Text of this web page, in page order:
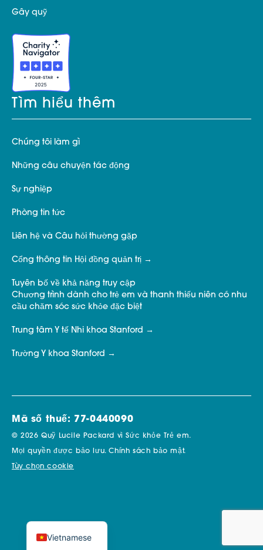
Gây quỹ
Tìm hiểu thêm
Chúng tôi làm gì
Những câu chuyện tác động
Sự nghiệp
Phòng tin tức
Liên hệ và Câu hỏi thường gặp
Cổng thông tin Hội đồng quản trị
Tuyên bố về khả năng truy cập
Chương trình dành cho trẻ em và thanh thiếu niên có nhu
cầu chăm sóc sức khỏe đặc biệt
Trung tâm Y tế Nhi khoa Stanford
Trường Y khoa Stanford
Mã số thuế: 77-0440090
© 2026 Quỹ Lucile Packard vì Sức khỏe Trẻ em.
Mọi quyền được bảo lưu.Chính sách bảo mật.
Tùy chọn cookie
Vietnamese